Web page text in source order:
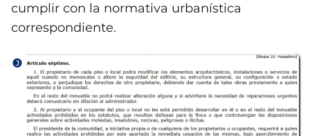
cumplir con la normativa urbanística
correspondiente.